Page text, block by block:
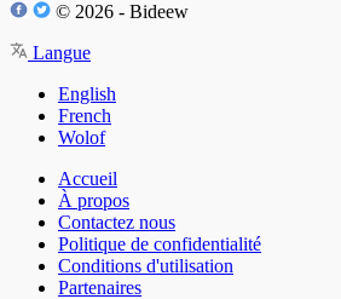
© 2026 - Bideew
Langue
English
French
Wolof
Accueil
À propos
Contactez nous
Politique de confidentialité
Conditions d'utilisation
Partenaires